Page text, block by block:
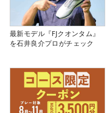
最新モデル『FJクオンタム』
を石井良介プロがチェック